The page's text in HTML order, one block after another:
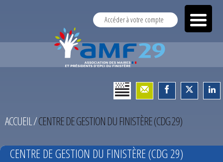
Accéder à votre compte
ACCUEIL/CENTRE DE GESTION DU FINISTÈRE (CDG 29)
CENTRE DE GESTION DU FINISTÈRE (CDG 29)